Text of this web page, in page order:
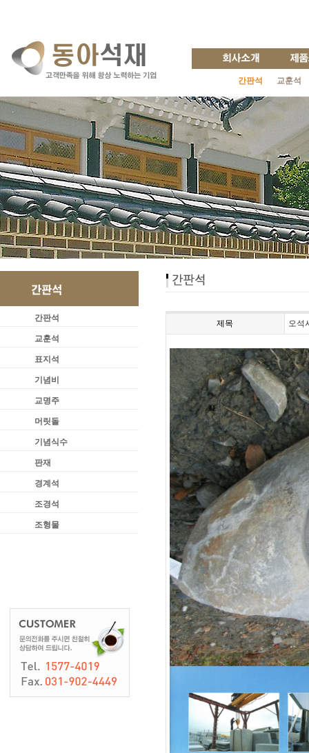
간판석 교훈석
간판석
교훈석
표지석
기념비
교명주
머릿돌
기념식수
판재
경계석
조경석
조형물
제목 오석